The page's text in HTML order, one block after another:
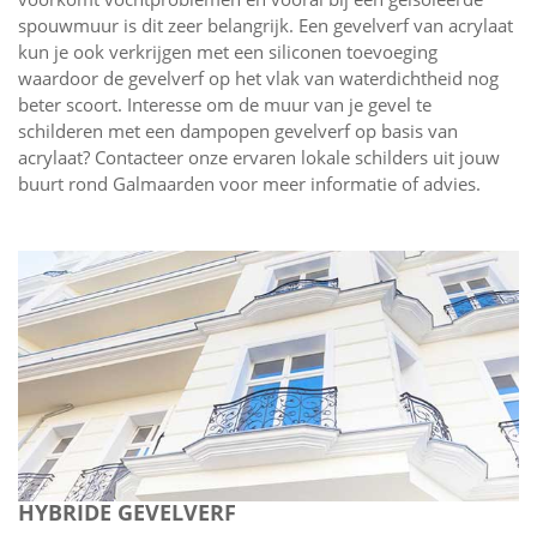
spouwmuur is dit zeer belangrijk. Een gevelverf van acrylaat
kun je ook verkrijgen met een siliconen toevoeging
waardoor de gevelverf op het vlak van waterdichtheid nog
beter scoort. Interesse om de muur van je gevel te
schilderen met een dampopen gevelverf op basis van
acrylaat? Contacteer onze ervaren lokale schilders uit jouw
buurt rond Galmaarden voor meer informatie of advies.
HYBRIDE GEVELVERF